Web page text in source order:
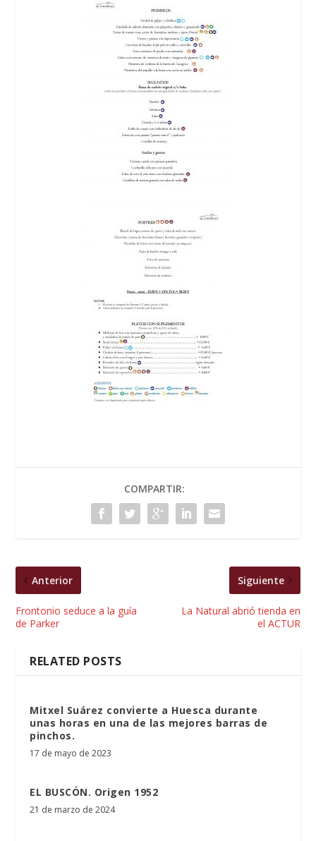
COMPARTIR:
Anterior
Frontonio seduce a la guía
de Parker
Siguiente
La Natural abrió tienda en
el ACTUR
RELATED POSTS
Mitxel Suárez convierte a Huesca durante
unas horas en una de las mejores barras de
pinchos.
17 de mayo de 2023
EL BUSCÓN. Origen 1952
21 de marzo de 2024